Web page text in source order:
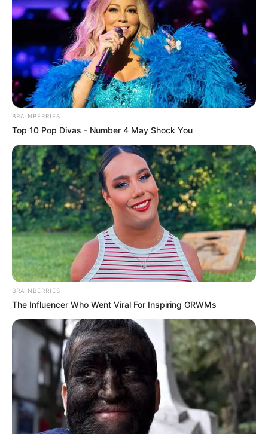
BRAINBERRIES
Top 10 Pop Divas - Number 4 May Shock You
BRAINBERRIES
The Influencer Who Went Viral For Inspiring GRWMs